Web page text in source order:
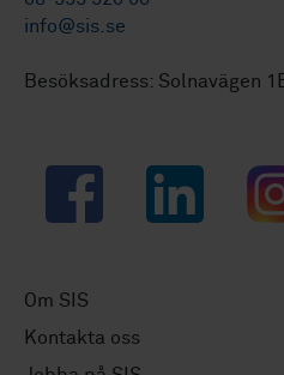
info@sis.se
Besöksadress: Solnavägen
Facebook LinkedIn
Om SIS
Kontakta oss